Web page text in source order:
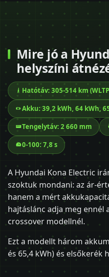
Mire jó a
helyszíni
Hatótáv: 305-514 km
Akku: 39,2 kWh, 64 kWh,
Tengelytáv: 2 660 mm
0-100: 7,8 s
A Hyundai Kona Electric
szoktuk mondani: az ár-
hanem a mért
hajtáslánc adja meg
crossover modellnél.
Ezt a modellt három
és 65,4 kWh) és elsőkerék